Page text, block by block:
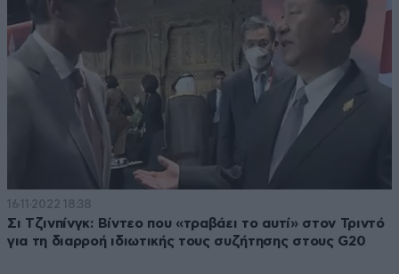
16·11·2022 18:38
Σι Τζινπίνγκ: Βίντεο που «τραβάει το αυτί» στον Τριντό
για τη διαρροή ιδιωτικής τους συζήτησης στους G20